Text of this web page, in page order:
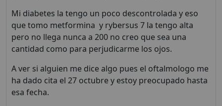
Mi diabetes la tengo un poco descontrolada y eso
que tomo metformina y rybersus 7 la tengo alta
pero no llega nunca a 200 no creo que sea una
cantidad como para perjudicarme los ojos.
A ver si alguien me dice algo pues el oftalmologo me
ha dado cita el 27 octubre y estoy preocupado hasta
esa fecha.